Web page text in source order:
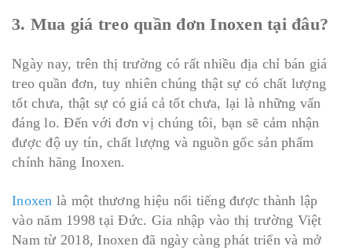
3. Mua giá treo quần đơn Inoxen tại đâu?
Ngày nay, trên thị trường có rất nhiều địa chỉ bán giá
treo quần đơn, tuy nhiên chúng thật sự có chất lượng
tốt chưa, thật sự có giá cả tốt chưa, lại là những vấn
đáng lo. Đến với đơn vị chúng tôi, bạn sẽ cảm nhận
được độ uy tín, chất lượng và nguồn gốc sản phẩm
chính hãng Inoxen.
Inoxen là một thương hiệu nổi tiếng được thành lập
vào năm 1998 tại Đức. Gia nhập vào thị trường Việt
Nam từ 2018, Inoxen đã ngày càng phát triển và mở